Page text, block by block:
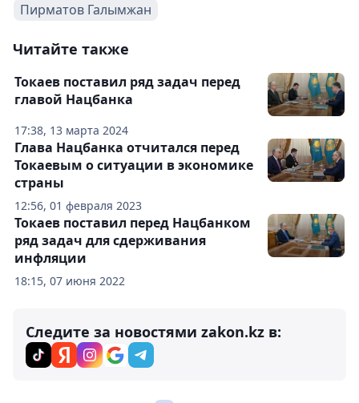
Пирматов Галымжан
Читайте также
17:38, 13 марта 2024
Токаев поставил ряд задач перед
главой Нацбанка
12:56, 01 февраля 2023
Глава Нацбанка отчитался перед
Токаевым о ситуации в экономике
страны
18:15, 07 июня 2022
Токаев поставил перед Нацбанком
ряд задач для сдерживания
инфляции
Следите за новостями zakon.kz в: